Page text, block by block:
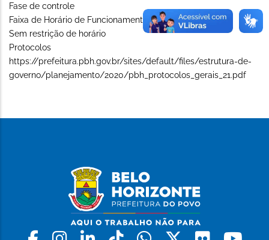
Fase de controle
Faixa de Horário de Funcionamento (Long)
Sem restrição de horário
Protocolos
https://prefeitura.pbh.gov.br/sites/default/files/estrutura-de-
governo/planejamento/2020/pbh_protocolos_gerais_21.pdf